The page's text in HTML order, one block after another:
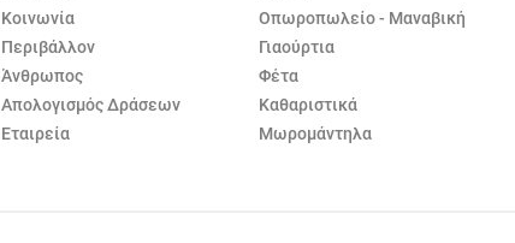
Κοινωνία
Περιβάλλον
Άνθρωπος
Απολογισμός Δράσεων
Εταιρεία
Οπωροπωλείο - Μαναβική
Γιαούρτια
Φέτα
Καθαριστικά
Μωρομάντηλα